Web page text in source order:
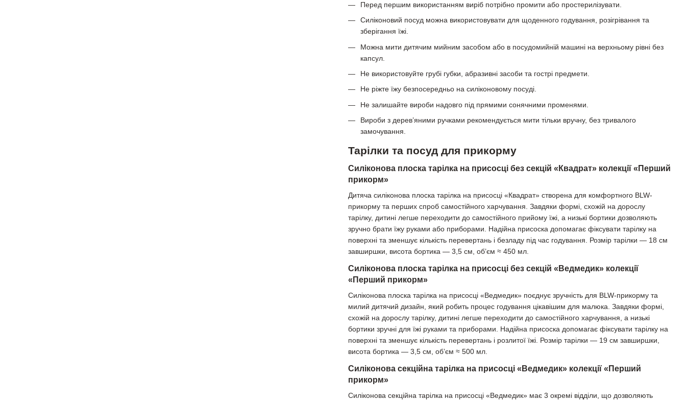
Перед першим використанням виріб потрібно промити або простерилізувати.
Силіконовий посуд можна використовувати для щоденного годування, розігрівання та
зберігання їжі.
Можна мити дитячим мийним засобом або в посудомийній машині на верхньому рівні без
капсул.
Не використовуйте грубі губки, абразивні засоби та гострі предмети.
Не ріжте їжу безпосередньо на силіконовому посуді.
Не залишайте вироби надовго під прямими сонячними променями.
Вироби з дерев’яними ручками рекомендується мити тільки вручну, без тривалого
замочування.
Тарілки та посуд для прикорму
Силіконова плоска тарілка на присосці без секцій «Квадрат» колекції «Перший
прикорм»
Дитяча силіконова плоска тарілка на присосці «Квадрат» створена для комфортного BLW-
прикорму та перших спроб самостійного харчування. Завдяки формі, схожій на дорослу
тарілку, дитині легше переходити до самостійного прийому їжі, а низькі бортики дозволяють
зручно брати їжу руками або приборами. Надійна присоска допомагає фіксувати тарілку на
поверхні та зменшує кількість перевертань і безладу під час годування. Розмір тарілки — 18 см
завширшки, висота бортика — 3,5 см, об’єм ≈ 450 мл.
Силіконова плоска тарілка на присосці без секцій «Ведмедик» колекції
«Перший прикорм»
Силіконова плоска тарілка на присосці «Ведмедик» поєднує зручність для BLW-прикорму та
милий дитячий дизайн, який робить процес годування цікавішим для малюка. Завдяки формі,
схожій на дорослу тарілку, дитині легше переходити до самостійного харчування, а низькі
бортики зручні для їжі руками та приборами. Надійна присоска допомагає фіксувати тарілку на
поверхні та зменшує кількість перевертань і розлитої їжі. Розмір тарілки — 19 см завширшки,
висота бортика — 3,5 см, об’єм ≈ 500 мл.
Силіконова секційна тарілка на присосці «Ведмедик» колекції «Перший
прикорм»
Силіконова секційна тарілка на присосці «Ведмедик» має 3 окремі відділи, що дозволяють